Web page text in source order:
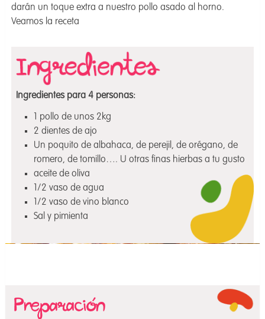
darán un toque extra a nuestro pollo asado al horno.
Veamos la receta
Ingredientes para 4 personas:
1 pollo de unos 2kg
2 dientes de ajo
Un poquito de albahaca, de perejil, de orégano, de
romero, de tomillo…. U otras finas hierbas a tu gusto
aceite de oliva
1/2 vaso de agua
1/2 vaso de vino blanco
Sal y pimienta